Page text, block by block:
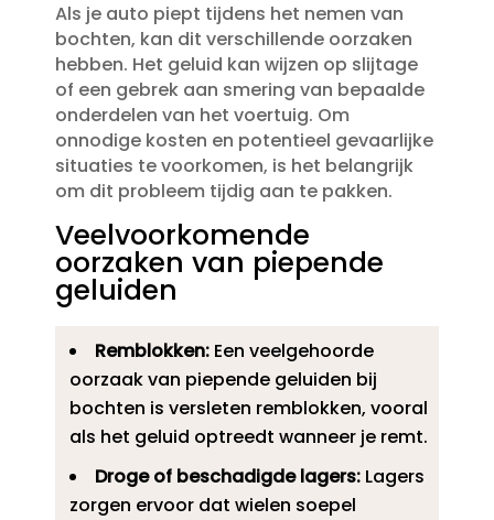
Als je auto piept tijdens het nemen van
bochten, kan dit verschillende oorzaken
hebben.​ Het geluid kan wijzen op slijtage
of een gebrek aan smering van bepaalde
onderdelen van het voertuig.​ Om
onnodige kosten en potentieel gevaarlijke
situaties te voorkomen, is het belangrijk
om dit probleem tijdig aan te pakken.​
Veelvoorkomende
oorzaken van piepende
geluiden
Remblokken:Een veelgehoorde
oorzaak van piepende geluiden bij
bochten is versleten remblokken, vooral
als het geluid optreedt wanneer je remt.​
Droge of beschadigde lagers:Lagers
zorgen ervoor dat wielen soepel